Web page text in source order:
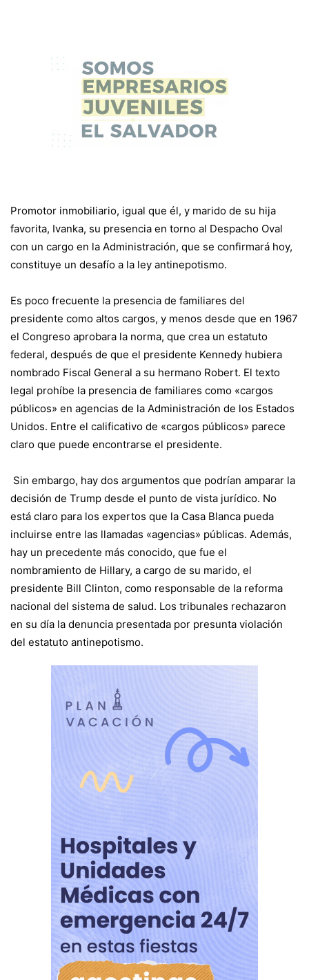
Promotor inmobiliario, igual que él, y marido de su hija
favorita, Ivanka, su presencia en torno al Despacho Oval
con un cargo en la Administración, que se confirmará hoy,
constituye un desafío a la ley antinepotismo.
Es poco frecuente la presencia de familiares del
presidente como altos cargos, y menos desde que en 1967
el Congreso aprobara la norma, que crea un estatuto
federal, después de que el presidente Kennedy hubiera
nombrado Fiscal General a su hermano Robert. El texto
legal prohíbe la presencia de familiares como «cargos
públicos» en agencias de la Administración de los Estados
Unidos. Entre el calificativo de «cargos públicos» parece
claro que puede encontrarse el presidente.
Sin embargo, hay dos argumentos que podrían amparar la
decisión de Trump desde el punto de vista jurídico. No
está claro para los expertos que la Casa Blanca pueda
incluirse entre las llamadas «agencias» públicas. Además,
hay un precedente más conocido, que fue el
nombramiento de Hillary, a cargo de su marido, el
presidente Bill Clinton, como responsable de la reforma
nacional del sistema de salud. Los tribunales rechazaron
en su día la denuncia presentada por presunta violación
del estatuto antinepotismo.